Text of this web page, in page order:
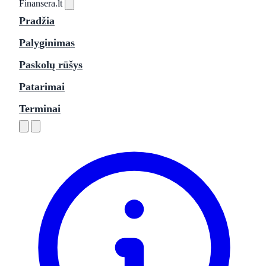
Finansera.lt
Pradžia
Palyginimas
Paskolų rūšys
Patarimai
Terminai